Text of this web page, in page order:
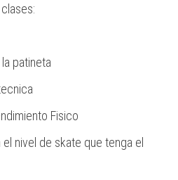
patineta
Fisico
nivel de skate que tenga el